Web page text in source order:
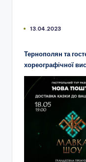
13.04.2023
Тернополян та
хореографічної